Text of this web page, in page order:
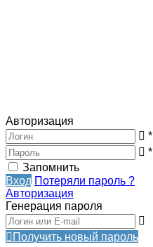
Авторизация
*
*
Запомнить
Вход Потеряли пароль ?
Авторизация
Генерация пароля
Получить новый пароль